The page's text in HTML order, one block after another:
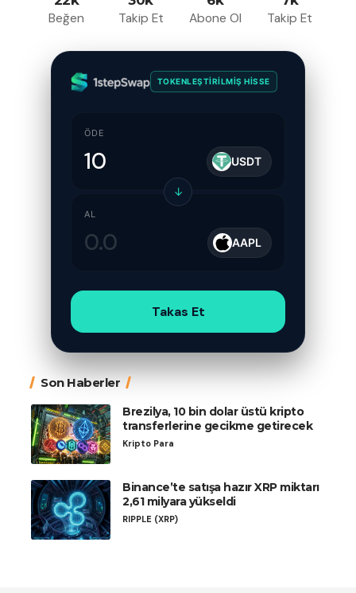
Beğen Takip Et Abone Ol Takip Et
TOKENLEŞTIRILMIŞ HISSE
ÖDE
USDT
↓
AL
AAPL
Takas Et
Son Haberler
Brezilya, 10 bin dolar üstü kripto
transferlerine gecikme getirecek
Kripto Para
Binance’te satışa hazır XRP miktarı
2,61 milyara yükseldi
RIPPLE (XRP)